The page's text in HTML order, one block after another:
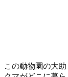
この動物園の大